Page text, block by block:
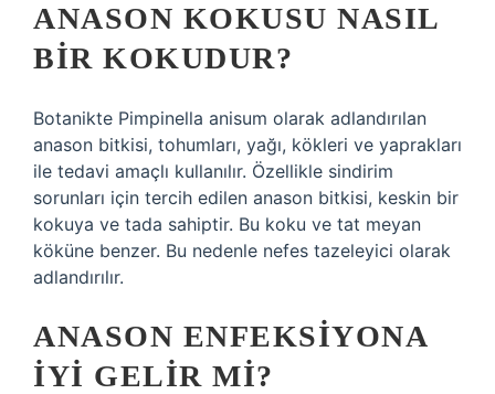
ANASON KOKUSU NASIL
BIR KOKUDUR?
Botanikte Pimpinella anisum olarak adlandırılan
anason bitkisi, tohumları, yağı, kökleri ve yaprakları
ile tedavi amaçlı kullanılır. Özellikle sindirim
sorunları için tercih edilen anason bitkisi, keskin bir
kokuya ve tada sahiptir. Bu koku ve tat meyan
köküne benzer. Bu nedenle nefes tazeleyici olarak
adlandırılır.
ANASON ENFEKSIYONA
IYI GELIR MI?